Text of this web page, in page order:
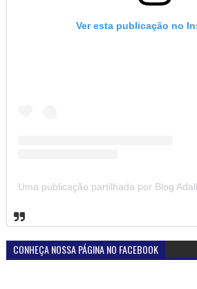
Ver esta publicação no
CONHEÇA NOSSA PÁGINA NO FACEBOOK